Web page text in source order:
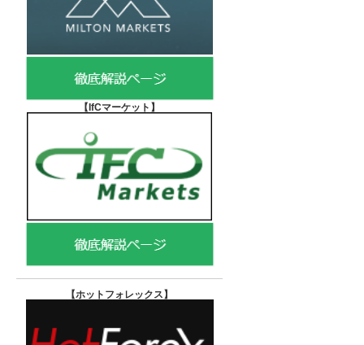
【IfCマーケット 】
【ホットフォレックス 】